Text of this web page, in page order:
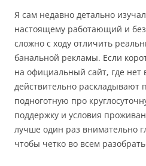
Я сам недавно детально
настоящему работающий и
сложно с ходу отличить
банальной рекламы. Если
на официальный сайт, где нет
действительно раскладывают
подноготную про
поддержку и условия
лучше один раз внимательно
чтобы четко во всем